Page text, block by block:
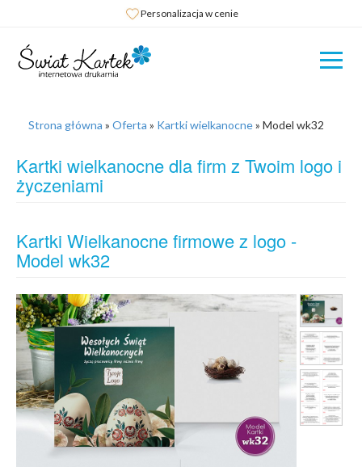
Personalizacja w cenie
Strona główna » Oferta » Kartki wielkanocne» Model wk32
Kartki wielkanocne dla firm z Twoim logo i
życzeniami
Kartki Wielkanocne firmowe z logo -
Model wk32